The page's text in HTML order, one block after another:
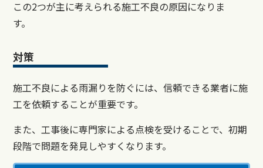
この2つが主に考えられる施工不良の原因になりま
す。
対策
施工不良による雨漏りを防ぐには、信頼できる業者に施
工を依頼することが重要です。
また、工事後に専門家による点検を受けることで、初期
段階で問題を発見しやすくなります。